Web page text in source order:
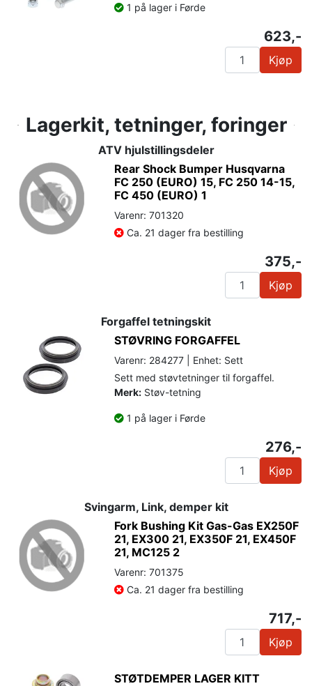
1 på lager i Førde
623,-
Kjøp
Lagerkit, tetninger, foringer
ATV hjulstillingsdeler
Rear Shock Bumper Husqvarna
FC 250 (EURO) 15, FC 250 14-15,
FC 450 (EURO) 1
Varenr: 701320
Ca. 21 dager fra bestilling
375,-
Kjøp
Forgaffel tetningskit
STØVRING FORGAFFEL
Varenr: 284277 | Enhet: Sett
Sett med støvtetninger til forgaffel.
Merk: Støv-tetning
1 på lager i Førde
276,-
Kjøp
Svingarm, Link, demper kit
Fork Bushing Kit Gas-Gas EX250F
21, EX300 21, EX350F 21, EX450F
21, MC125 2
Varenr: 701375
Ca. 21 dager fra bestilling
717,-
Kjøp
STØTDEMPER LAGER KITT